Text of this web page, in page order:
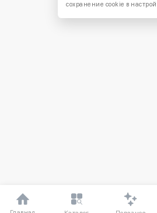
сохранение cookie в